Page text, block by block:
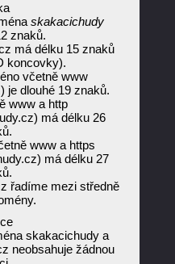
skakacichudy
znaků.
má délku 15 znaků
koncovky).
včetně www
je dlouhé 19 znaků.
www a http
má délku 26
www a https
má délku 27
řadíme mezi středně
skakacichudy a
neobsahuje žádnou